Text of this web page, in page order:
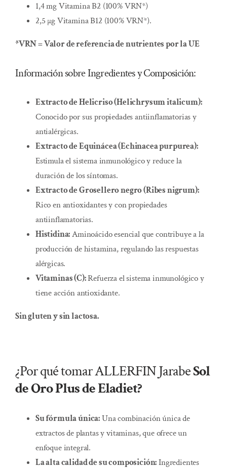
1,4 mg Vitamina B2 (100% VRN*)
2,5 µg Vitamina B12 (100% VRN*).
*VRN = Valor de referencia de nutrientes por la UE
Información sobre Ingredientes y Composición:
Extracto de Helicriso (Helichrysum italicum):
Conocido por sus propiedades antiinflamatorias y
antialérgicas.
Extracto de Equinácea (Echinacea purpurea):
Estimula el sistema inmunológico y reduce la
duración de los síntomas.
Extracto de Grosellero negro (Ribes nigrum):
Rico en antioxidantes y con propiedades
antiinflamatorias.
Histidina:Aminoácido esencial que contribuye a la
producción de histamina, regulando las respuestas
alérgicas.
Vitaminas (C):Refuerza el sistema inmunológico y
tiene acción antioxidante.
Sin gluten y sin lactosa.
¿Por qué tomar ALLERFIN JarabeSol
de Oro Plus de Eladiet?
Su fórmula única:Una combinación única de
extractos de plantas y vitaminas, que ofrece un
enfoque integral.
La alta calidad de su composición:Ingredientes